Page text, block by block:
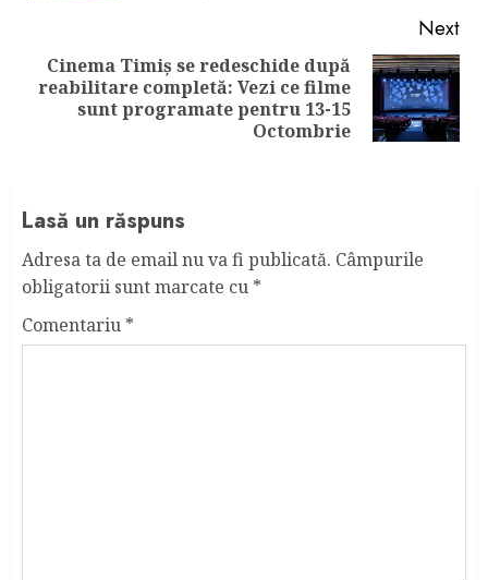
Next
Next
Cinema Timiș se redeschide după
reabilitare completă: Vezi ce filme
sunt programate pentru 13-15
Octombrie
Lasă un răspuns
Adresa ta de email nu va fi publicată. Câmpurile
obligatorii sunt marcate cu *
Comentariu *